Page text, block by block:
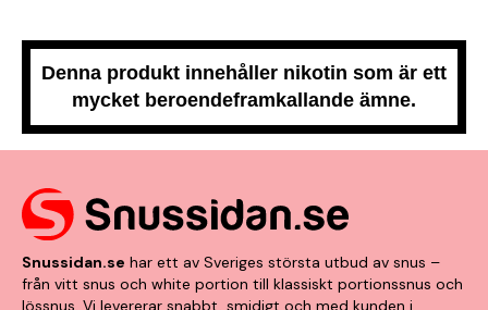
Denna produkt innehåller nikotin som är ett
mycket beroendeframkallande ämne.
Snussidan.se har ett av Sveriges största utbud av snus –
från vitt snus och white portion till klassiskt portionssnus och
lössnus. Vi levererar snabbt, smidigt och med kunden i